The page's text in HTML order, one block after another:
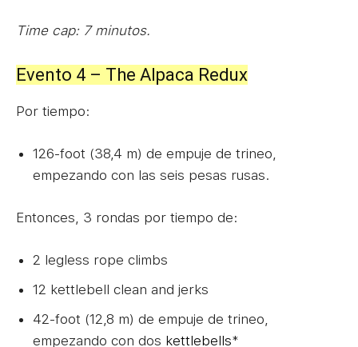
Time cap: 7 minutos.
Evento 4 – The Alpaca Redux
Por tiempo:
126-foot (38,4 m) de empuje de trineo,
empezando con las seis pesas rusas.
Entonces, 3 rondas por tiempo de:
2 legless rope climbs
12 kettlebell clean and jerks
42-foot (12,8 m) de empuje de trineo,
empezando con dos kettlebells*